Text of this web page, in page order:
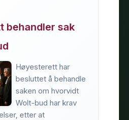
behandler sak
Høyesterett har
besluttet å behandle
saken om hvorvidt
Wolt-bud har krav
etter at